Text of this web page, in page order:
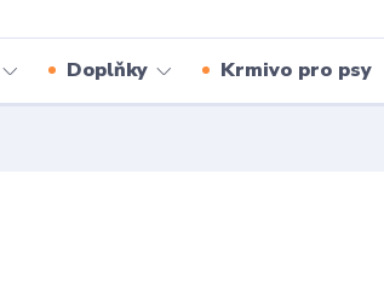
Doplňky Krmivo pro psy